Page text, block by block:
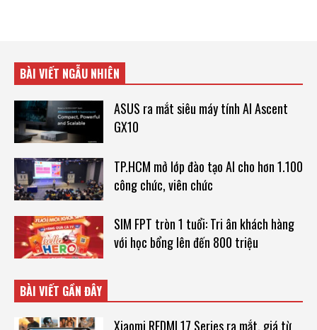
BÀI VIẾT NGẪU NHIÊN
ASUS ra mắt siêu máy tính AI Ascent
GX10
TP.HCM mở lớp đào tạo AI cho hơn 1.100
công chức, viên chức
SIM FPT tròn 1 tuổi: Tri ân khách hàng
với học bổng lên đến 800 triệu
BÀI VIẾT GẦN ĐÂY
Xiaomi REDMI 17 Series ra mắt, giá từ